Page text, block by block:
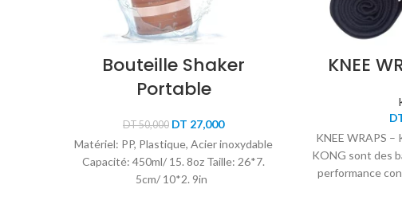
Bouteille Shaker
Portable
DT50,000 Le
initial
était :
DT 50,000.
DT 27,000Le
actuel
est :
Matériel: PP, Plastique, Acier inoxydable
Capacité: 450ml/ 15. 8oz Taille: 26*7.
5cm/ 10*2. 9in
KNEE
KNEE WRAPS –
KONG sont des
performance